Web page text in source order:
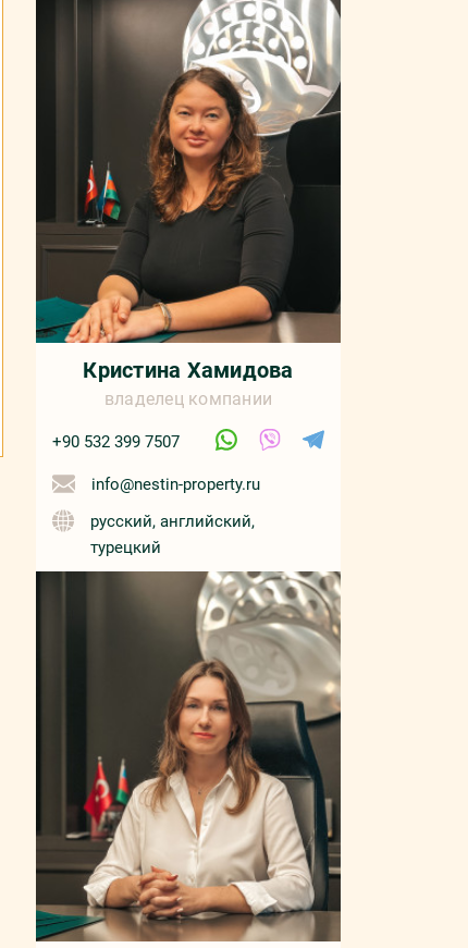
Кристина Хамидова
владелец компании
+90 532 399 7507
info@nestin-property.ru
русский, английский,
турецкий